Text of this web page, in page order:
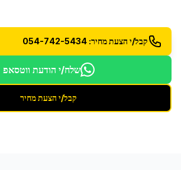
קבל/י הצעת מחיר: 054-742-5434
שלח/י הודעת ווטסאפ
קבל/י הצעת מחיר